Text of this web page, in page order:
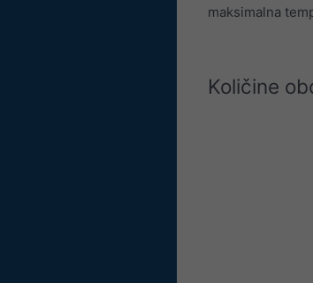
maksimalna
Količine